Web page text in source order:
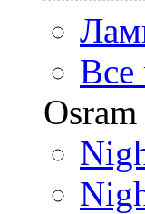
Все
Osram